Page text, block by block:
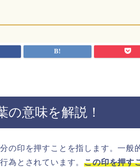
の意味を解説！
の印を押すことを指します。一般
為とされています。この印を押す